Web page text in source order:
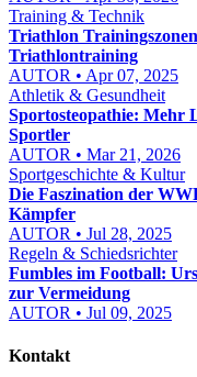
Training & Technik
Triathlon
Triathlontraining
AUTOR • Apr 07, 2025
Athletik & Gesundheit
Sportosteopathie: Mehr
Sportler
AUTOR • Mar 21, 2026
Sportgeschichte & Kultur
Die Faszination der
Kämpfer
AUTOR • Jul 28, 2025
Regeln & Schiedsrichter
Fumbles im Football:
zur Vermeidung
AUTOR • Jul 09, 2025
Kontakt